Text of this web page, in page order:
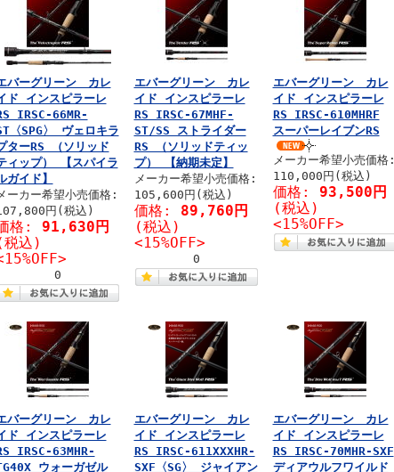
バーグリーン カレ
ド インスピラーレ
IRSC-66MR-
〈SPG〉 ヴェロキラ
ターRS （ソリッド
ィップ） 【スパイラ
ガイド】
ーカー希望小売価格:
円(税込)
格: 91,630円
込)
0
エバーグリーン カレ
イド インスピラーレ
RS IRSC-67MHF-
ST/SS ストライダー
RS （ソリッドティッ
プ） 【納期未定】
メーカー希望小売価格:
105,600円(税込)
価格: 89,760円
(税込)
<15%OFF>
0
エバーグリーン カレ
イド インスピラーレ
RS IRSC-610MHRF
スーパーレイブンRS
メーカー希望小売価格:
110,000円(税込)
価格: 93,500円
(税込)
<15%OFF>
バーグリーン カレ
ド インスピラーレ
IRSC-63MHR-
ウォーガゼル
エバーグリーン カレ
イド インスピラーレ
RS IRSC-611XXXHR-
SXF〈SG〉 ジャイアン
エバーグリーン カレ
イド インスピラーレ
RS IRSC-70MHR-SXF
ディアウルフワイルド